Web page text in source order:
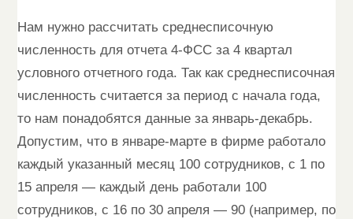
Нам нужно рассчитать среднесписочную
численность для отчета 4-ФСС за 4 квартал
условного отчетного года. Так как среднесписочная
численность считается за период с начала года,
то нам понадобятся данные за январь-декабрь.
Допустим, что в январе-марте в фирме работало
каждый указанный месяц 100 сотрудников, с 1 по
15 апреля — каждый день работали 100
сотрудников, с 16 по 30 апреля — 90 (например, по